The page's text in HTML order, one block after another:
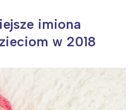
imiona
w 2018